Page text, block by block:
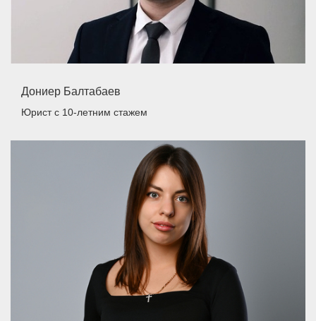
Дониер Балтабаев
Юристс 10-летним стажем